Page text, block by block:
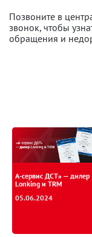
Позвоните в
звонок, чтобы
обращения и
А-сервис ДСТ» — дилер
Lonking и TRM
05.06.2024